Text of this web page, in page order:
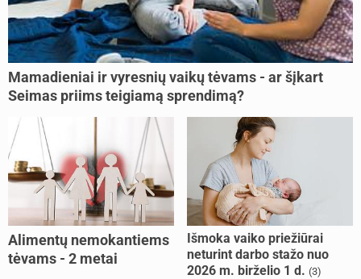
Mamadieniai ir vyresnių vaikų tėvams - ar šįkart
Seimas priims teigiamą sprendimą?
Alimentų nemokantiems
tėvams - 2 metai
Išmoka vaiko priežiūrai
neturint darbo stažo nuo
2026 m. birželio 1 d. (3)